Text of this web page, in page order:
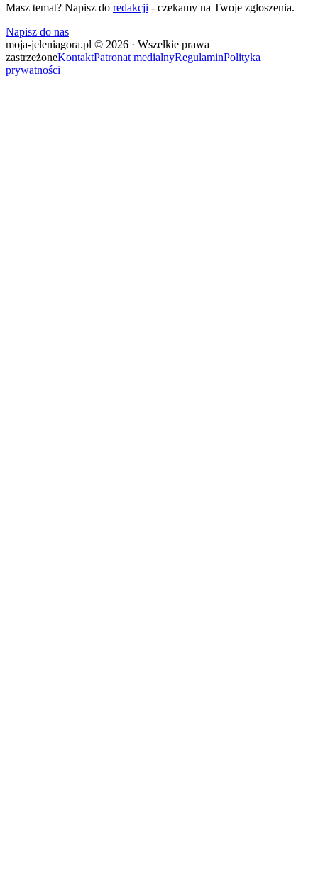
Masz temat? Napisz do redakcji - czekamy na Twoje zgłoszenia.
Napisz do nas
moja-jeleniagora.pl © 2026 · Wszelkie prawa
zastrzeżoneKontaktPatronat medialnyRegulaminPolityka
prywatności